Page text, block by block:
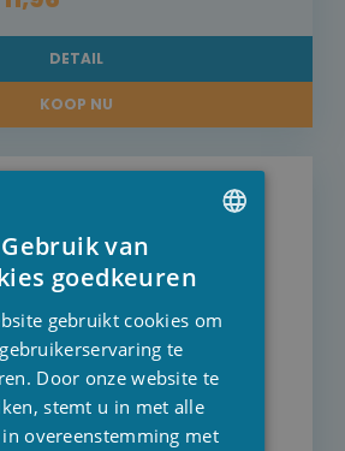
DETAIL
KOOP NU
ENGLISH
Gebruik van
goedkeuren
gebruikt cookies om
te
Door onze website te
stemt u in met alle
overeenstemming met